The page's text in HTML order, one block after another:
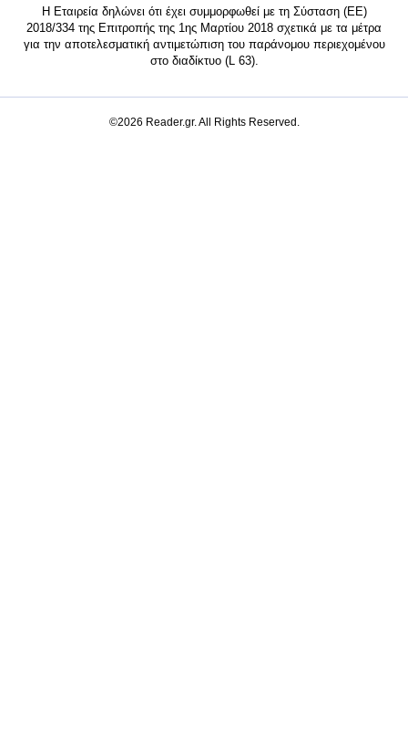
Η Εταιρεία δηλώνει ότι έχει συμμορφωθεί με τη Σύσταση (ΕΕ)
2018/334 της Επιτροπής της 1ης Μαρτίου 2018 σχετικά με τα μέτρα
για την αποτελεσματική αντιμετώπιση του παράνομου περιεχομένου
στο διαδίκτυο (L 63).
©2026 Reader.gr. All Rights Reserved.